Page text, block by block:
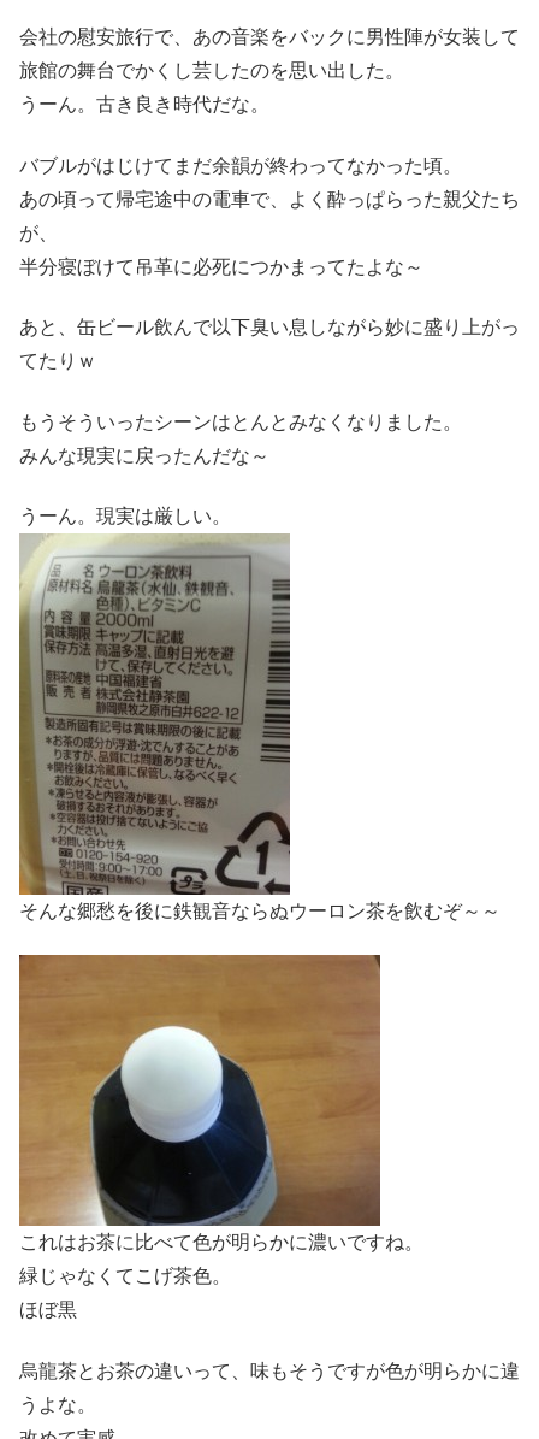
会社の慰安旅行で、あの音楽をバックに男性陣が女装して
旅館の舞台でかくし芸したのを思い出した。
うーん。古き良き時代だな。
バブルがはじけてまだ余韻が終わってなかった頃。
あの頃って帰宅途中の電車で、よく酔っぱらった親父たち
が、
半分寝ぼけて吊革に必死につかまってたよな～
あと、缶ビール飲んで以下臭い息しながら妙に盛り上がっ
てたりｗ
もうそういったシーンはとんとみなくなりました。
みんな現実に戻ったんだな～
うーん。現実は厳しい。
そんな郷愁を後に鉄観音ならぬウーロン茶を飲むぞ～～
これはお茶に比べて色が明らかに濃いですね。
緑じゃなくてこげ茶色。
ほぼ黒
烏龍茶とお茶の違いって、味もそうですが色が明らかに違
うよな。